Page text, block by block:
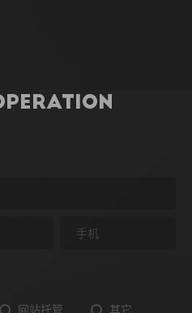
网站托管 其它